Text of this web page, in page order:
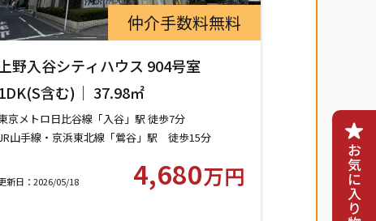
仲介手数料無料
上野入谷シティハウス 904号室
1DK(S含む)｜ 37.98㎡
京メトロ日比谷線「入谷」駅 徒歩7分
山手線・京浜東北線「鶯谷」駅 徒歩15分
新日：2026/05/18 4,680万円